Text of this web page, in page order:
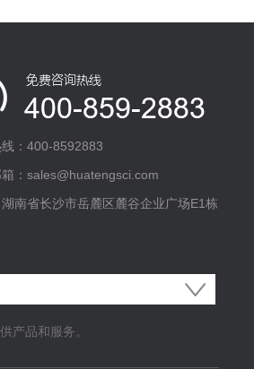
：400-8592883
：sales@huatengsci.com
南省长沙市岳麓区麓谷企业广场E1栋
产品和服务。